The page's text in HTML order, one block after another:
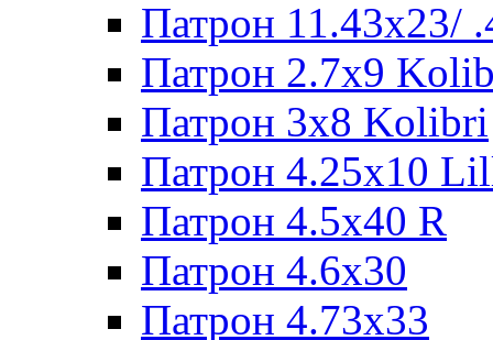
Патрон 11.43x23/
Патрон 2.7x9
Патрон 3x8 Kolibri
Патрон 4.25x10
Патрон 4.5x40 R
Патрон 4.6x30
Патрон 4.73x33